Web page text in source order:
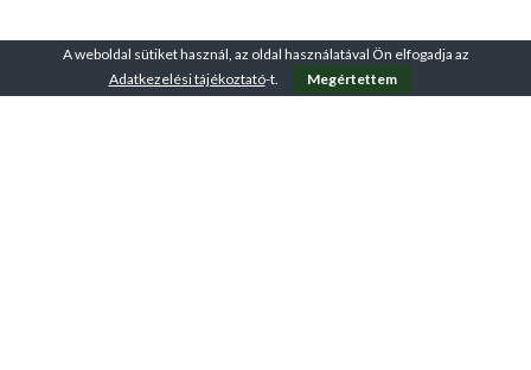
A weboldal sütiket használ, az oldal használatával Ön elfogadja az
Adatkezelési tájékoztató-t. Megértettem